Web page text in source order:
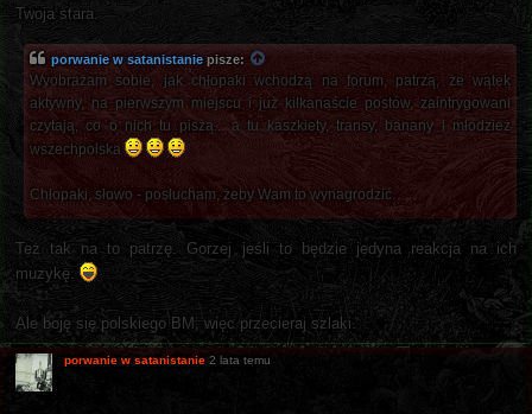
Twoja stara.
porwanie w satanistanie pisze:
Wyobrażam sobie, jak chłopaki wchodzą na forum, patrzą, że wątek
aktywny, na pierwszym miejscu i już kilkanaście postów, zaintrygowani
czytają, co o nich tu piszą... a tu kaszkiety, transy, banany i młodzież
wszechpolska
Chłopaki, słowo - posłucham, żeby Wam to wynagrodzić.
Też tak na to patrzę. Gorzej jeśli to będzie jedyna reakcja na ich
muzykę.
Ale boję się polskiego BM, więc przecieraj szlaki.
porwanie w satanistanie 2 lata temu